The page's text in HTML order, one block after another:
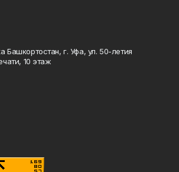
Башкортостан, г. Уфа, ул. 50-летия
10 этаж